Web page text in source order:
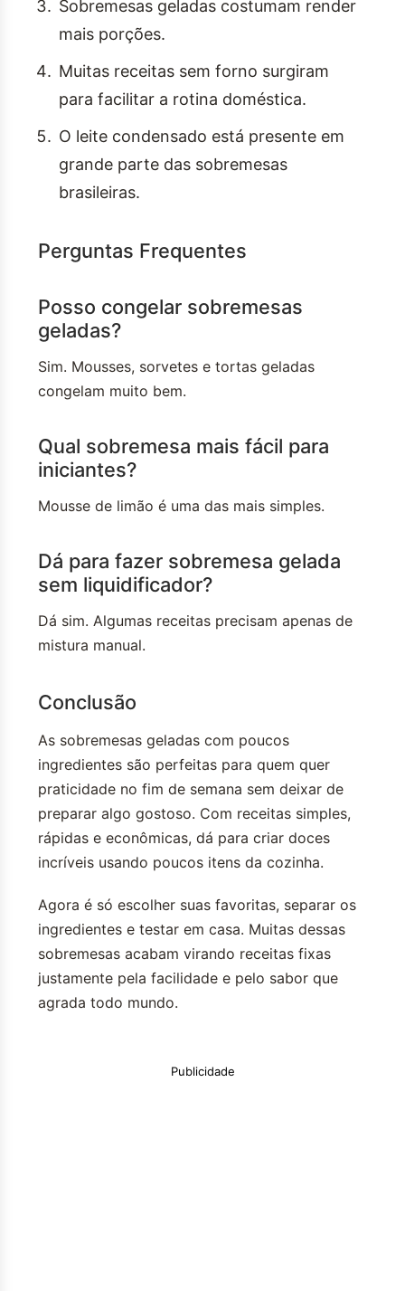
Sobremesas geladas costumam render
mais porções.
Muitas receitas sem forno surgiram
para facilitar a rotina doméstica.
O leite condensado está presente em
grande parte das sobremesas
brasileiras.
Perguntas Frequentes
Posso congelar sobremesas
geladas?
Sim. Mousses, sorvetes e tortas geladas
congelam muito bem.
Qual sobremesa mais fácil para
iniciantes?
Mousse de limão é uma das mais simples.
Dá para fazer sobremesa gelada
sem liquidificador?
Dá sim. Algumas receitas precisam apenas de
mistura manual.
Conclusão
As sobremesas geladas com poucos
ingredientes são perfeitas para quem quer
praticidade no fim de semana sem deixar de
preparar algo gostoso. Com receitas simples,
rápidas e econômicas, dá para criar doces
incríveis usando poucos itens da cozinha.
Agora é só escolher suas favoritas, separar os
ingredientes e testar em casa. Muitas dessas
sobremesas acabam virando receitas fixas
justamente pela facilidade e pelo sabor que
agrada todo mundo.
Publicidade